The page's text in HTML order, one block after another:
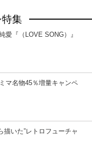
集
愛『（LOVE SONG）』
マ名物45％増量キャンペ
いた”レトロフューチャ